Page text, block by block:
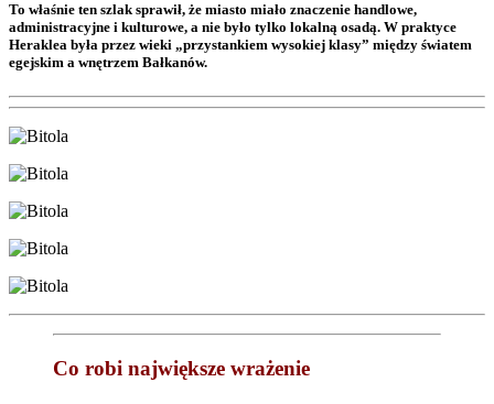
To właśnie ten szlak sprawił, że miasto miało znaczenie handlowe,
administracyjne i kulturowe, a nie było tylko lokalną osadą. W praktyce
Heraklea była przez wieki „przystankiem wysokiej klasy” między światem
egejskim a wnętrzem Bałkanów.
Co robi największe wrażenie